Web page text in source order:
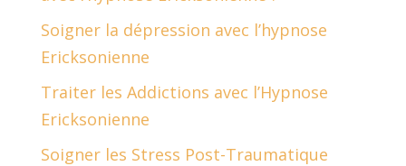
Soigner la dépression avec l’hypnose
Ericksonienne
Traiter les Addictions avec l’Hypnose
Ericksonienne
Soigner les Stress Post-Traumatique